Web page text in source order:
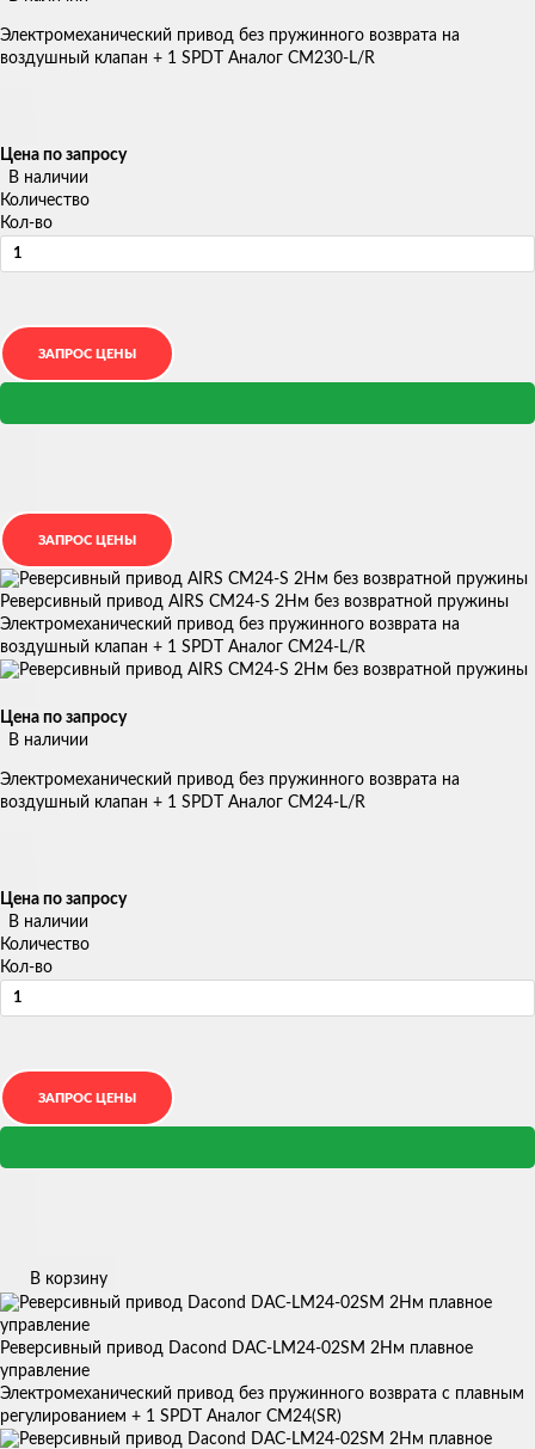
Электромеханический привод без пружинного возврата на
воздушный клапан + 1 SPDT Аналог CM230-L/R
Цена по запросу
В наличии
Количество
Кол-во
Реверсивный привод AIRS CM24-S 2Нм без возвратной пружины
Электромеханический привод без пружинного возврата на
воздушный клапан + 1 SPDT Аналог CM24-L/R
Цена по запросу
В наличии
Электромеханический привод без пружинного возврата на
воздушный клапан + 1 SPDT Аналог CM24-L/R
Цена по запросу
В наличии
Количество
Кол-во
В корзину
Реверсивный привод Dacond DAC-LM24-02SM 2Нм плавное
управление
Электромеханический привод без пружинного возврата с плавным
регулированием + 1 SPDT Аналог CM24(SR)